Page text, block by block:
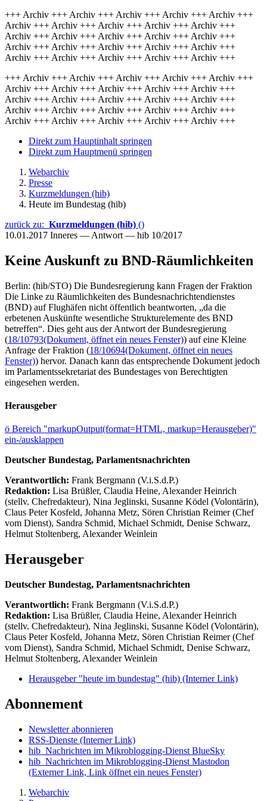
+++ Archiv +++ Archiv +++ Archiv +++ Archiv +++ Archiv +++
Archiv +++ Archiv +++ Archiv +++ Archiv +++ Archiv +++
Archiv +++ Archiv +++ Archiv +++ Archiv +++ Archiv +++
Archiv +++ Archiv +++ Archiv +++ Archiv +++ Archiv +++
Archiv +++ Archiv +++ Archiv +++ Archiv +++ Archiv +++
+++ Archiv +++ Archiv +++ Archiv +++ Archiv +++ Archiv +++
Archiv +++ Archiv +++ Archiv +++ Archiv +++ Archiv +++
Archiv +++ Archiv +++ Archiv +++ Archiv +++ Archiv +++
Archiv +++ Archiv +++ Archiv +++ Archiv +++ Archiv +++
Archiv +++ Archiv +++ Archiv +++ Archiv +++ Archiv +++
Direkt zum Hauptinhalt springen
Direkt zum Hauptmenü springen
Webarchiv
Presse
Kurzmeldungen (hib)
Heute im Bundestag (hib)
zurück zu: Kurzmeldungen (hib) ()
10.01.2017 Inneres — Antwort — hib 10/2017
Keine Auskunft zu BND-Räumlichkeiten
Berlin: (hib/STO) Die Bundesregierung kann Fragen der Fraktion
Die Linke zu Räumlichkeiten des Bundesnachrichtendienstes
(BND) auf Flughäfen nicht öffentlich beantworten, „da die
erbetenen Auskünfte wesentliche Strukturelemente des BND
betreffen“. Dies geht aus der Antwort der Bundesregierung
(18/10793(Dokument, öffnet ein neues Fenster)) auf eine Kleine
Anfrage der Fraktion (18/10694(Dokument, öffnet ein neues
Fenster)) hervor. Danach kann das entsprechende Dokument jedoch
im Parlamentssekretariat des Bundestages von Berechtigten
eingesehen werden.
Herausgeber
ö Bereich "markupOutput(format=HTML, markup=Herausgeber)"
ein-/ausklappen
Deutscher Bundestag, Parlamentsnachrichten
Verantwortlich: Frank Bergmann (V.i.S.d.P.)
Redaktion: Lisa Brüßler, Claudia Heine, Alexander Heinrich
(stellv. Chefredakteur), Nina Jeglinski, Susanne Ködel (Volontärin),
Claus Peter Kosfeld, Johanna Metz, Sören Christian Reimer (Chef
vom Dienst), Sandra Schmid, Michael Schmidt, Denise Schwarz,
Helmut Stoltenberg, Alexander Weinlein
Herausgeber
Deutscher Bundestag, Parlamentsnachrichten
Verantwortlich: Frank Bergmann (V.i.S.d.P.)
Redaktion: Lisa Brüßler, Claudia Heine, Alexander Heinrich
(stellv. Chefredakteur), Nina Jeglinski, Susanne Ködel (Volontärin),
Claus Peter Kosfeld, Johanna Metz, Sören Christian Reimer (Chef
vom Dienst), Sandra Schmid, Michael Schmidt, Denise Schwarz,
Helmut Stoltenberg, Alexander Weinlein
Herausgeber "heute im bundestag" (hib) (Interner Link)
Abonnement
Newsletter abonnieren
RSS-Dienste (Interner Link)
hib_Nachrichten im Mikroblogging-Dienst BlueSky
hib_Nachrichten im Mikroblogging-Dienst Mastodon
(Externer Link, Link öffnet ein neues Fenster)
Webarchiv